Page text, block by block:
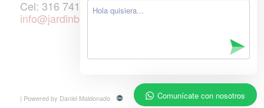
Cel: 316 7410600
info@jardinblancoynegro.edu.co
| Powered by Daniel Maldonado Comunícate con nosotros